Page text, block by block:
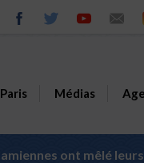
Médias
ont mêlé